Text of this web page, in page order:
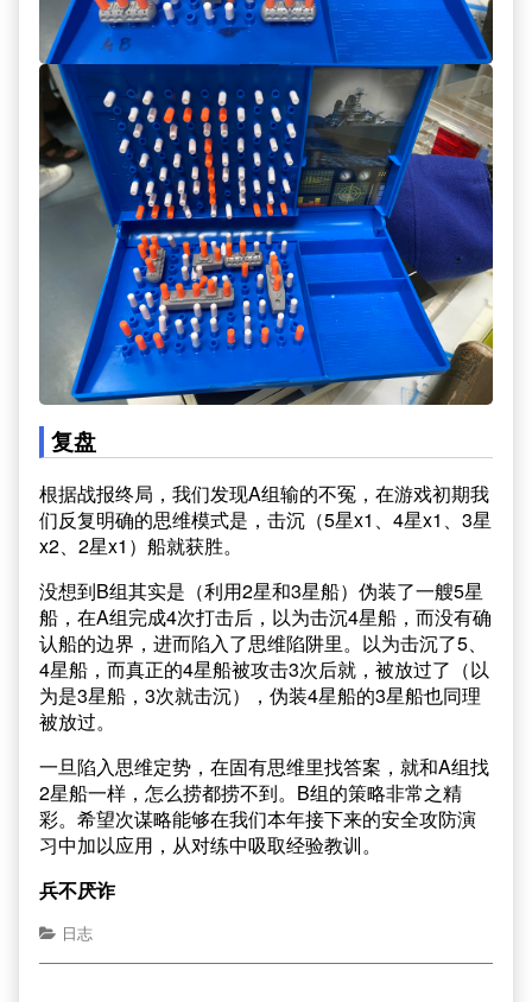
复盘
根据战报终局，我们发现A组输的不冤，在游戏初期我
们反复明确的思维模式是，击沉（5星x1、4星x1、3星
x2、2星x1）船就获胜。
没想到B组其实是（利用2星和3星船）伪装了一艘5星
船，在A组完成4次打击后，以为击沉4星船，而没有确
认船的边界，进而陷入了思维陷阱里。以为击沉了5、
4星船，而真正的4星船被攻击3次后就，被放过了（以
为是3星船，3次就击沉），伪装4星船的3星船也同理
被放过。
一旦陷入思维定势，在固有思维里找答案，就和A组找
2星船一样，怎么捞都捞不到。B组的策略非常之精
彩。希望次谋略能够在我们本年接下来的安全攻防演
习中加以应用，从对练中吸取经验教训。
兵不厌诈
日志